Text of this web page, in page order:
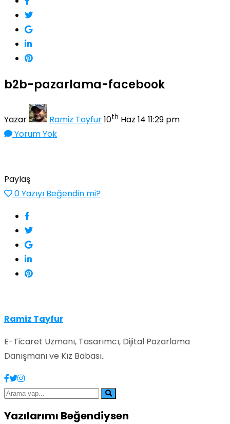
b2b-pazarlama-facebook
Yazar Ramiz Tayfur10th Haz 14 11:29 pm
Yorum Yok
Paylaş
0Yazıyı Beğendin mi?
Ramiz Tayfur
E-Ticaret Uzmanı, Tasarımcı, Dijital Pazarlama
Danışmanı ve Kız Babası..
Yazılarımı Beğendiysen